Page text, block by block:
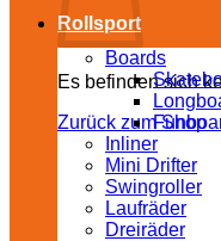
Es befinden sich
Zurück zum Shop
Rollsport
Boards
Inliner
Mini Drifter
Swingroller
Laufräder
Dreiräder